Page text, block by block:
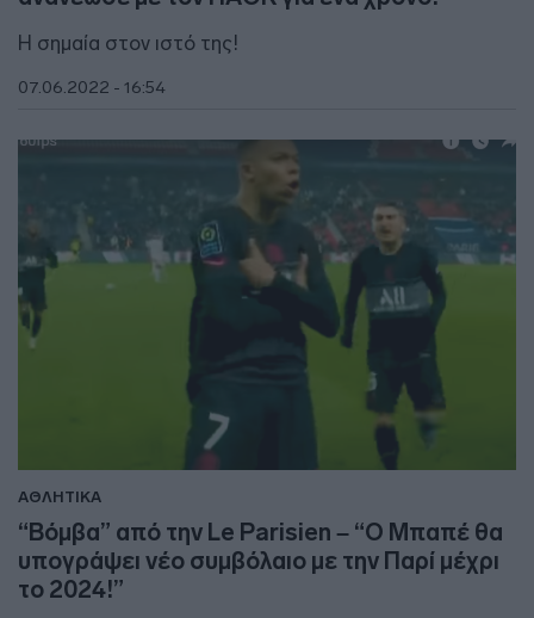
Η σημαία στον ιστό της!
07.06.2022 - 16:54
ΑΘΛΗΤΙΚΑ
“Βόμβα” από την Le Parisien – “Ο Μπαπέ θα
υπογράψει νέο συμβόλαιο με την Παρί μέχρι
το 2024!”